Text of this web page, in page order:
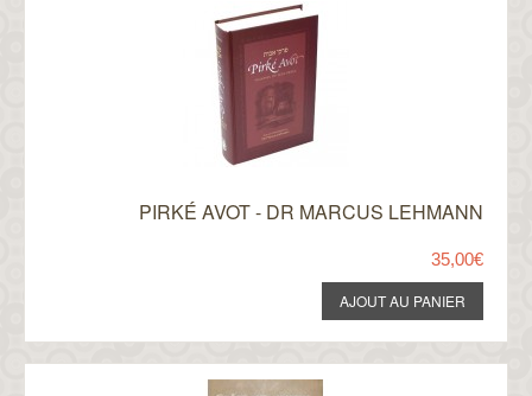
PIRKÉ AVOT - DR MARCUS LEHMANN
35,00€